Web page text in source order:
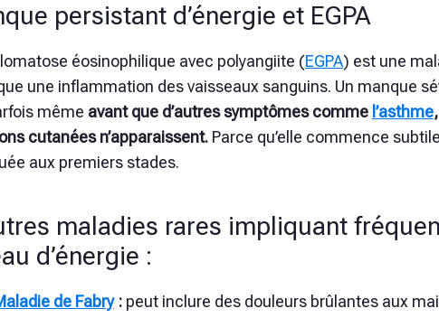
persistant d’énergie et EGPA
éosinophilique avec polyangiite (EGPA) est une
une inflammation des vaisseaux sanguins. Un manque
même avant que d’autres symptômes comme l’asthme
cutanées n’apparaissent. Parce qu’elle commence
aux premiers stades.
maladies rares impliquant
d’énergie :
de Fabry :peut inclure des douleurs brûlantes aux